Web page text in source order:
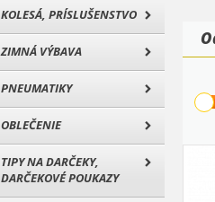
KOLESÁ, PRÍSLUŠENSTVO
ZIMNÁ VÝBAVA
PNEUMATIKY
OBLEČENIE
TIPY NA DARČEKY,
DARČEKOVÉ POUKAZY